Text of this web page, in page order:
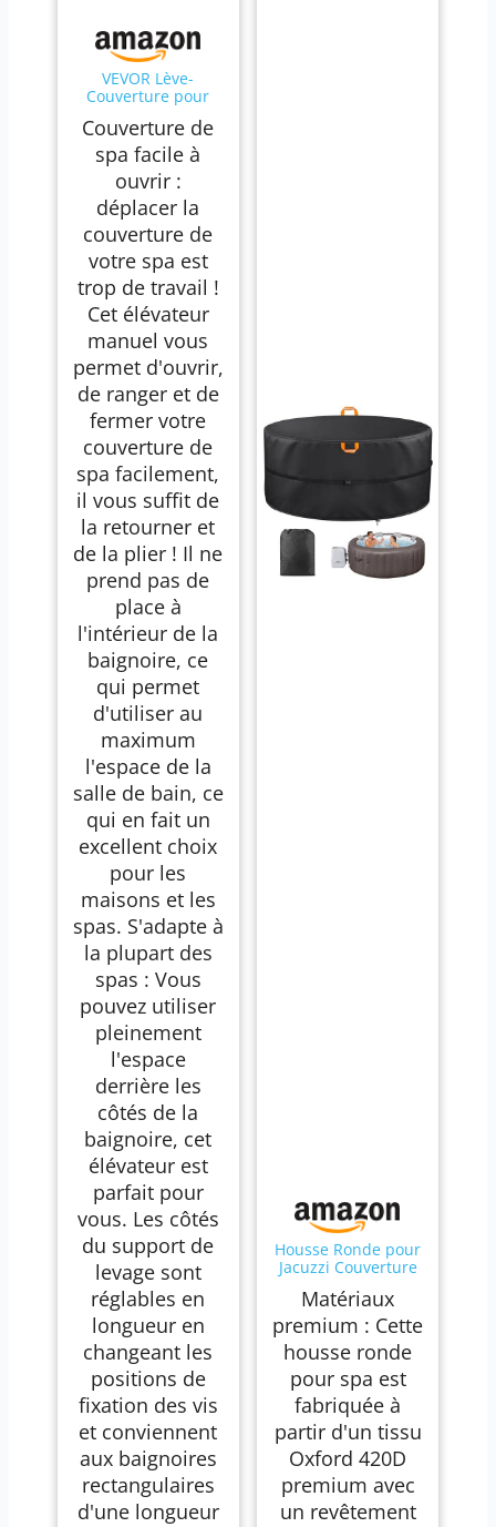
VEVOR Lève-
Couverture pour
Baignoire Balnéo,
Hauteur Ajustable
80-105 cm Largeur
145-235 cm, Installé
en Dessous des
Deux Côtés, Adapté
à Différentes Tailles
de Baignoires
Rectangulaires
Couverture de
spa facile à
ouvrir :
déplacer la
couverture de
votre spa est
trop de travail !
Cet élévateur
manuel vous
permet d'ouvrir,
de ranger et de
fermer votre
couverture de
spa facilement,
il vous suffit de
la retourner et
de la plier ! Il ne
prend pas de
place à
l'intérieur de la
baignoire, ce
qui permet
d'utiliser au
maximum
l'espace de la
salle de bain, ce
qui en fait un
excellent choix
pour les
maisons et les
spas. S'adapte à
la plupart des
spas : Vous
pouvez utiliser
pleinement
l'espace
derrière les
côtés de la
baignoire, cet
élévateur est
parfait pour
vous. Les côtés
du support de
levage sont
réglables en
longueur en
changeant les
positions de
fixation des vis
et conviennent
aux baignoires
rectangulaires
d'une longueur
Housse Ronde pour
Jacuzzi Couverture
cm - 6 Personnes)
Matériaux
premium : Cette
housse ronde
pour spa est
fabriquée à
partir d'un tissu
Oxford 420D
premium avec
un revêtement